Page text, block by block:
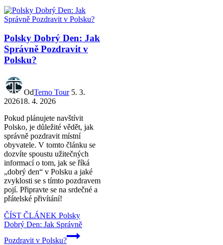
Polsky Dobrý Den: Jak
Správně Pozdravit v
Polsku?
OdTerno Tour 5. 3.
202618. 4. 2026
Pokud plánujete navštívit
Polsko, je důležité vědět, jak
správně pozdravit místní
obyvatele. V tomto článku se
dozvíte spoustu užitečných
informací o tom, jak se říká
„dobrý den“ v Polsku a jaké
zvyklosti se s tímto pozdravem
pojí. Připravte se na srdečné a
přátelské přivítání!
ČÍST ČLÁNEK Polsky
Dobrý Den: Jak Správně
Pozdravit v Polsku?